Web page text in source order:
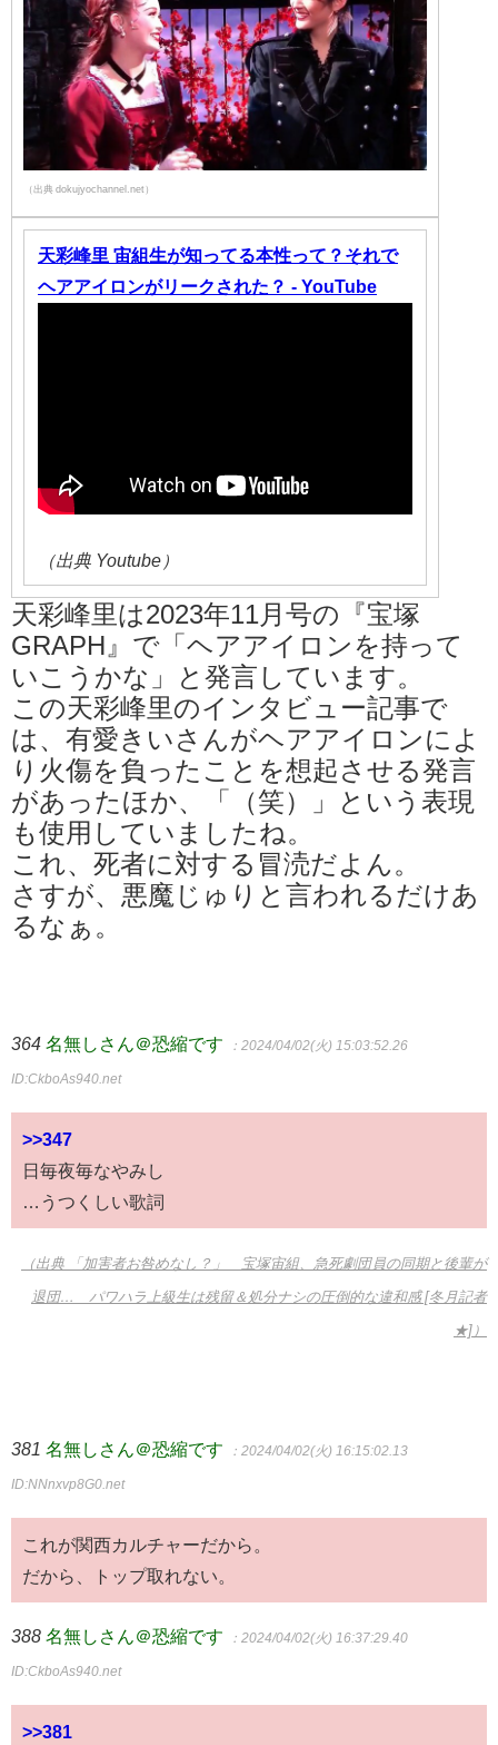
（出典 dokujyochannel.net）
天彩峰里 宙組生が知ってる本性って？それで
ヘアアイロンがリークされた？ - YouTube
（出典 Youtube）
天彩峰里は2023年11月号の『宝塚
GRAPH』で「ヘアアイロンを持って
いこうかな」と発言しています。
この天彩峰里のインタビュー記事で
は、有愛きいさんがヘアアイロンによ
り火傷を負ったことを想起させる発言
があったほか、「（笑）」という表現
も使用していましたね。
これ、死者に対する冒涜だよん。
さすが、悪魔じゅりと言われるだけあ
るなぁ。
364 名無しさん＠恐縮です ：2024/04/02(火) 15:03:52.26
ID:CkboAs940.net
>>347
日毎夜毎なやみし
…うつくしい歌詞
（出典 「加害者お咎めなし？」 宝塚宙組、急死劇団員の同期と後輩が
退団… パワハラ上級生は残留＆処分ナシの圧倒的な違和感 [冬月記者
★]）
381 名無しさん＠恐縮です ：2024/04/02(火) 16:15:02.13
ID:NNnxvp8G0.net
これが関西カルチャーだから。
だから、トップ取れない。
388 名無しさん＠恐縮です ：2024/04/02(火) 16:37:29.40
ID:CkboAs940.net
>>381